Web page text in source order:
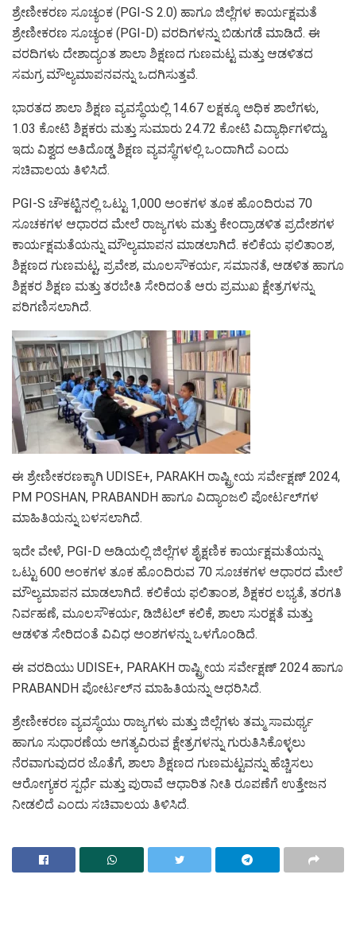
ಶ್ರೇಣೀಕರಣ ಸೂಚ್ಯಂಕ (PGI-S 2.0) ಹಾಗೂ ಜಿಲ್ಲೆಗಳ ಕಾರ್ಯಕ್ಷಮತೆ
ಶ್ರೇಣೀಕರಣ ಸೂಚ್ಯಂಕ (PGI-D) ವರದಿಗಳನ್ನು ಬಿಡುಗಡೆ ಮಾಡಿದೆ. ಈ
ವರದಿಗಳು ದೇಶಾದ್ಯಂತ ಶಾಲಾ ಶಿಕ್ಷಣದ ಗುಣಮಟ್ಟ ಮತ್ತು ಆಡಳಿತದ
ಸಮಗ್ರ ಮೌಲ್ಯಮಾಪನವನ್ನು ಒದಗಿಸುತ್ತವೆ.
ಭಾರತದ ಶಾಲಾ ಶಿಕ್ಷಣ ವ್ಯವಸ್ಥೆಯಲ್ಲಿ 14.67 ಲಕ್ಷಕ್ಕೂ ಅಧಿಕ ಶಾಲೆಗಳು,
1.03 ಕೋಟಿ ಶಿಕ್ಷಕರು ಮತ್ತು ಸುಮಾರು 24.72 ಕೋಟಿ ವಿದ್ಯಾರ್ಥಿಗಳಿದ್ದು,
ಇದು ವಿಶ್ವದ ಅತಿದೊಡ್ಡ ಶಿಕ್ಷಣ ವ್ಯವಸ್ಥೆಗಳಲ್ಲಿ ಒಂದಾಗಿದೆ ಎಂದು
ಸಚಿವಾಲಯ ತಿಳಿಸಿದೆ.
PGI-S ಚೌಕಟ್ಟಿನಲ್ಲಿ ಒಟ್ಟು 1,000 ಅಂಕಗಳ ತೂಕ ಹೊಂದಿರುವ 70
ಸೂಚಕಗಳ ಆಧಾರದ ಮೇಲೆ ರಾಜ್ಯಗಳು ಮತ್ತು ಕೇಂದ್ರಾಡಳಿತ ಪ್ರದೇಶಗಳ
ಕಾರ್ಯಕ್ಷಮತೆಯನ್ನು ಮೌಲ್ಯಮಾಪನ ಮಾಡಲಾಗಿದೆ. ಕಲಿಕೆಯ ಫಲಿತಾಂಶ,
ಶಿಕ್ಷಣದ ಗುಣಮಟ್ಟ, ಪ್ರವೇಶ, ಮೂಲಸೌಕರ್ಯ, ಸಮಾನತೆ, ಆಡಳಿತ ಹಾಗೂ
ಶಿಕ್ಷಕರ ಶಿಕ್ಷಣ ಮತ್ತು ತರಬೇತಿ ಸೇರಿದಂತೆ ಆರು ಪ್ರಮುಖ ಕ್ಷೇತ್ರಗಳನ್ನು
ಪರಿಗಣಿಸಲಾಗಿದೆ.
ಈ ಶ್ರೇಣೀಕರಣಕ್ಕಾಗಿ UDISE+, PARAKH ರಾಷ್ಟ್ರೀಯ ಸರ್ವೇಕ್ಷಣ್ 2024,
PM POSHAN, PRABANDH ಹಾಗೂ ವಿದ್ಯಾಂಜಲಿ ಪೋರ್ಟಲ್‌ಗಳ
ಮಾಹಿತಿಯನ್ನು ಬಳಸಲಾಗಿದೆ.
ಇದೇ ವೇಳೆ, PGI-D ಅಡಿಯಲ್ಲಿ ಜಿಲ್ಲೆಗಳ ಶೈಕ್ಷಣಿಕ ಕಾರ್ಯಕ್ಷಮತೆಯನ್ನು
ಒಟ್ಟು 600 ಅಂಕಗಳ ತೂಕ ಹೊಂದಿರುವ 70 ಸೂಚಕಗಳ ಆಧಾರದ ಮೇಲೆ
ಮೌಲ್ಯಮಾಪನ ಮಾಡಲಾಗಿದೆ. ಕಲಿಕೆಯ ಫಲಿತಾಂಶ, ಶಿಕ್ಷಕರ ಲಭ್ಯತೆ, ತರಗತಿ
ನಿರ್ವಹಣೆ, ಮೂಲಸೌಕರ್ಯ, ಡಿಜಿಟಲ್ ಕಲಿಕೆ, ಶಾಲಾ ಸುರಕ್ಷತೆ ಮತ್ತು
ಆಡಳಿತ ಸೇರಿದಂತೆ ವಿವಿಧ ಅಂಶಗಳನ್ನು ಒಳಗೊಂಡಿದೆ.
ಈ ವರದಿಯು UDISE+, PARAKH ರಾಷ್ಟ್ರೀಯ ಸರ್ವೇಕ್ಷಣ್ 2024 ಹಾಗೂ
PRABANDH ಪೋರ್ಟಲ್‌ನ ಮಾಹಿತಿಯನ್ನು ಆಧರಿಸಿದೆ.
ಶ್ರೇಣೀಕರಣ ವ್ಯವಸ್ಥೆಯು ರಾಜ್ಯಗಳು ಮತ್ತು ಜಿಲ್ಲೆಗಳು ತಮ್ಮ ಸಾಮರ್ಥ್ಯ
ಹಾಗೂ ಸುಧಾರಣೆಯ ಅಗತ್ಯವಿರುವ ಕ್ಷೇತ್ರಗಳನ್ನು ಗುರುತಿಸಿಕೊಳ್ಳಲು
ನೆರವಾಗುವುದರ ಜೊತೆಗೆ, ಶಾಲಾ ಶಿಕ್ಷಣದ ಗುಣಮಟ್ಟವನ್ನು ಹೆಚ್ಚಿಸಲು
ಆರೋಗ್ಯಕರ ಸ್ಪರ್ಧೆ ಮತ್ತು ಪುರಾವೆ ಆಧಾರಿತ ನೀತಿ ರೂಪಣೆಗೆ ಉತ್ತೇಜನ
ನೀಡಲಿದೆ ಎಂದು ಸಚಿವಾಲಯ ತಿಳಿಸಿದೆ.